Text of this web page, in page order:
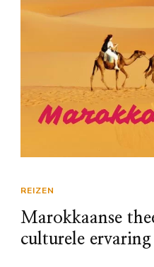
REIZEN
Marokkaanse
culturele ervaring